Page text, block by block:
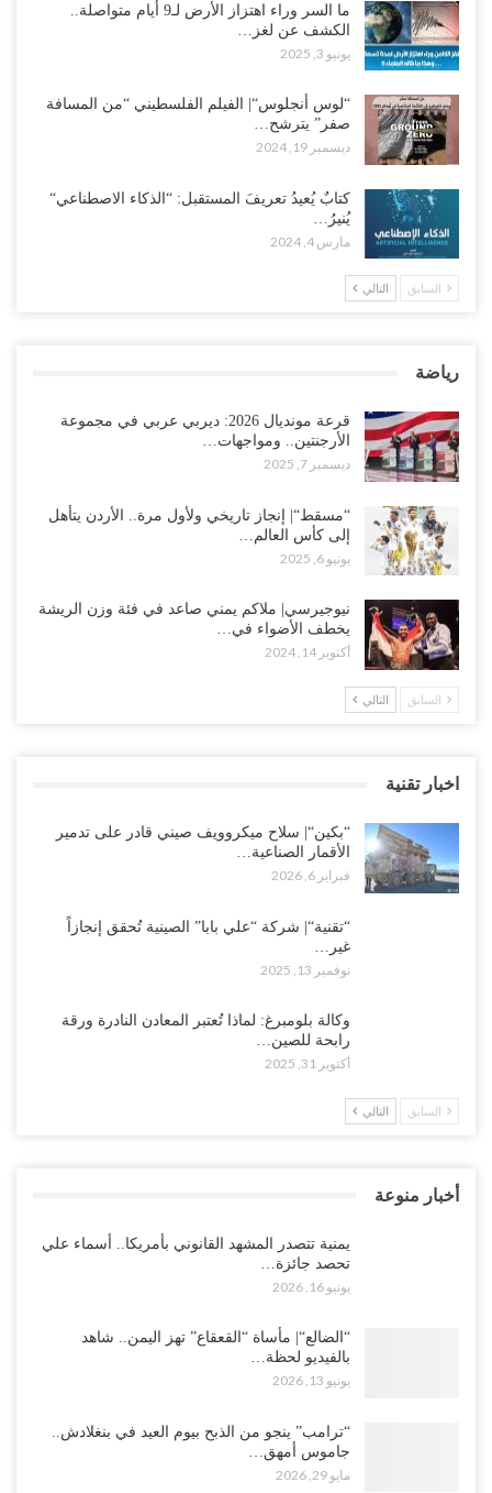
ما السر وراء اهتزاز الأرض لـ9 أيام متواصلة..
الكشف عن لغز…
يونيو 3, 2025
“لوس أنجلوس“| الفيلم الفلسطيني “من المسافة
صفر” يترشح…
ديسمبر 19, 2024
كتابٌ يُعيدُ تعريفَ المستقبل: “الذكاء الاصطناعي“
يُنيرُ…
مارس 4, 2024
السابق التالي
رياضة
قرعة مونديال 2026: ديربي عربي في مجموعة
الأرجنتين.. ومواجهات…
ديسمبر 7, 2025
“مسقط“| إنجاز تاريخي ولأول مرة.. الأردن يتأهل
إلى كأس العالم…
يونيو 6, 2025
نيوجيرسي| ملاكم يمني صاعد في فئة وزن الريشة
يخطف الأضواء في…
أكتوبر 14, 2024
السابق التالي
اخبار تقنية
“بكين“| سلاح ميكروويف صيني قادر على تدمير
الأقمار الصناعية…
فبراير 6, 2026
“تقنية“| شركة “علي بابا” الصينية تُحقق إنجازاً
غير…
نوفمبر 13, 2025
وكالة بلومبرغ: لماذا تُعتبر المعادن النادرة ورقة
رابحة للصين…
أكتوبر 31, 2025
السابق التالي
أخبار منوعة
يمنية تتصدر المشهد القانوني بأمريكا.. أسماء علي
تحصد جائزة…
يونيو 16, 2026
“الضالع“| مأساة “القعقاع” تهز اليمن.. شاهد
بالفيديو لحظة…
يونيو 13, 2026
“ترامب” ينجو من الذبح بيوم العيد في بنغلادش..
جاموس أمهق…
مايو 29, 2026